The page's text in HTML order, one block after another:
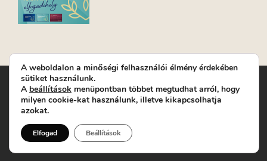
Turay Ida Színház Közhasznú Nonprofit Kft. | Működési
helyszín: Turay Ida Színház 1089 Budapest, Kálvária tér 6. |
Levelezési cím: 1089 Budapest, Kálvária tér 14. | Titkárság:
Jegyrendelés: +36-70/607-2620
A weboldalon a minőségi felhasználói élmény érdekében
sütiket használunk.
A beállítások menüpontban többet megtudhat arról, hogy
milyen cookie-kat használunk, illetve kikapcsolhatja
azokat.
Elfogad Beállítások